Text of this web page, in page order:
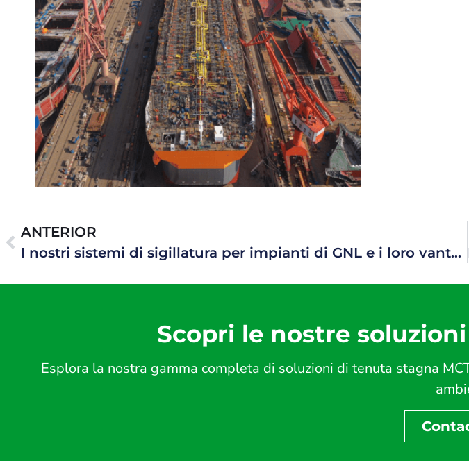
ANTERIOR
I nostri sistemi di sigillatura per impianti di GNL e i loro vantaggi.
Scopri le nostre
Esplora la nostra gamma completa di soluzioni di tenuta stagna